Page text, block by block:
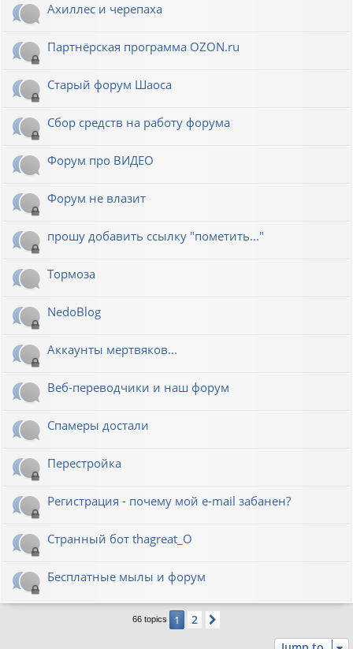
Ахиллес и черепаха
Партнёрская программа OZON.ru
Старый форум Шаоса
Сбор средств на работу форума
Форум про ВИДЕО
Форум не влазит
прошу добавить ссылку "пометить..."
Тормоза
NedoBlog
Аккаунты мертвяков...
Веб-переводчики и наш форум
Спамеры достали
Перестройка
Регистрация - почему мой e-mail забанен?
Странный бот thagreat_O
Бесплатные мылы и форум
66 topics 1 2